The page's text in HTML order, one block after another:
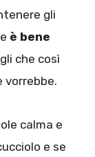
gli
è bene
che così
vorrebbe.
calma e
e se